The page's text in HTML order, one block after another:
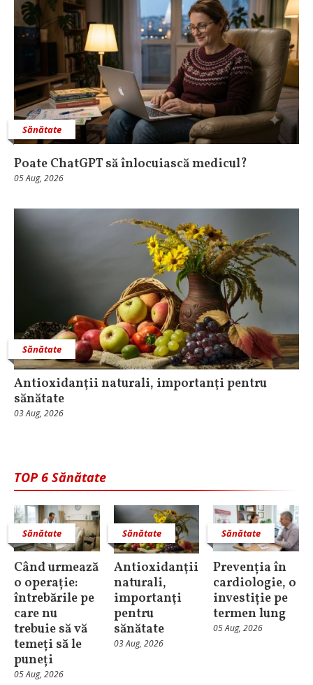
Sănătate
Poate ChatGPT să înlocuiască medicul?
05 Aug, 2026
Sănătate
Antioxidanţii naturali, importanţi pentru
sănătate
03 Aug, 2026
TOP 6 Sănătate
Sănătate
Când urmează
o operație:
întrebările pe
care nu
trebuie să vă
temeți să le
puneți
05 Aug, 2026
Sănătate
Antioxidanţii
naturali,
importanţi
pentru
sănătate
03 Aug, 2026
Sănătate
Prevenția în
cardiologie, o
investiție pe
termen lung
05 Aug, 2026